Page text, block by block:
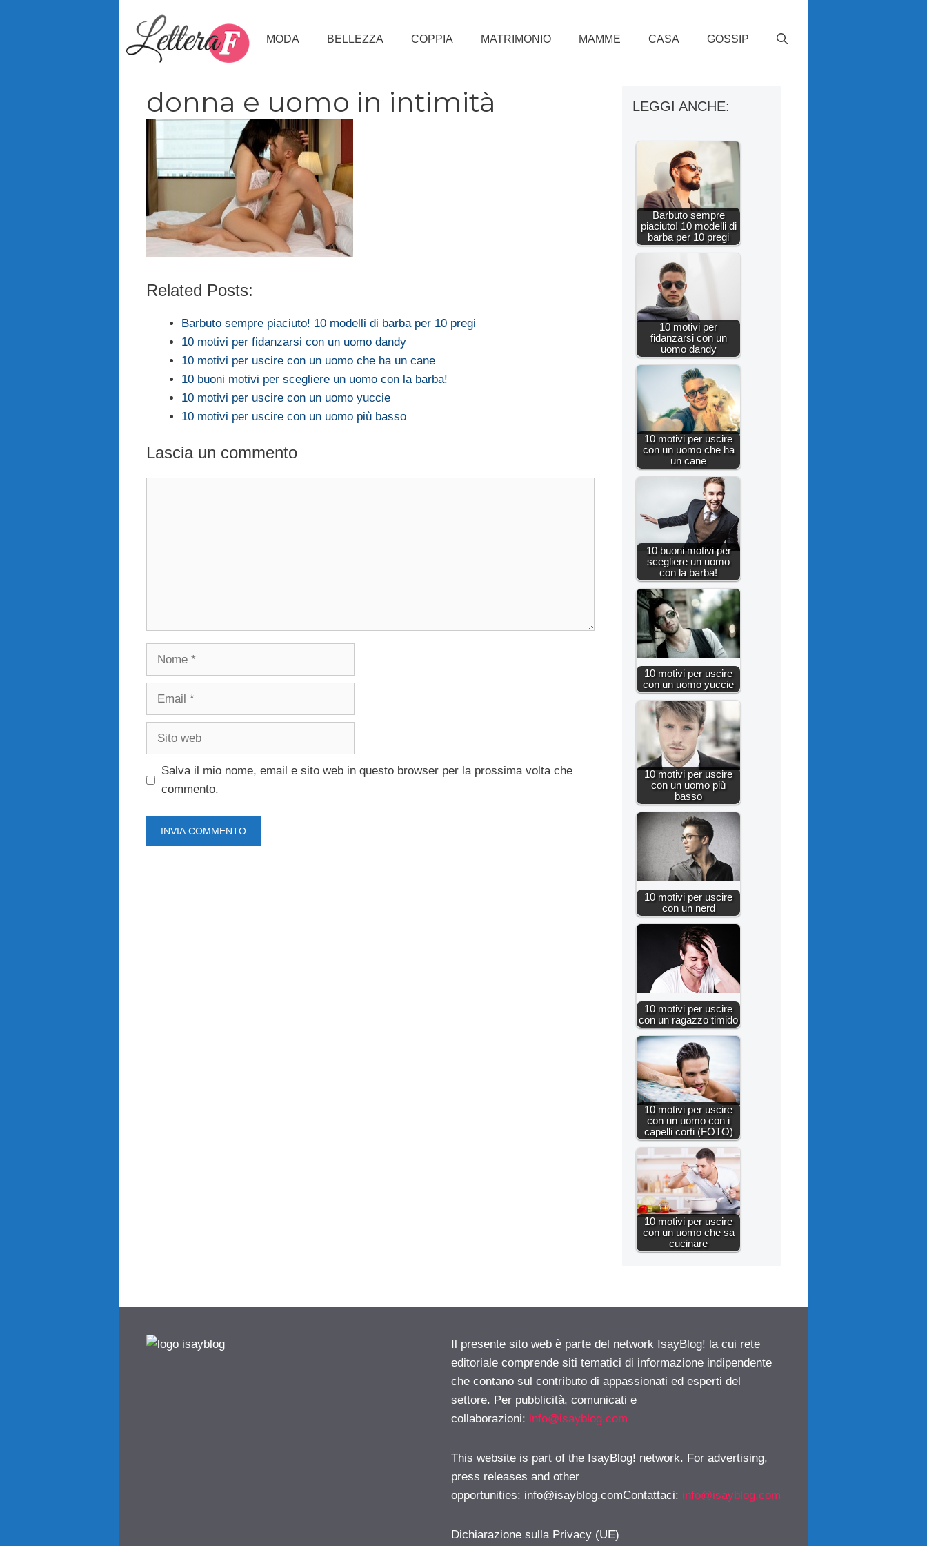
MODA BELLEZZA COPPIA MATRIMONIO MAMME CASA GOSSIP
donna e uomo in intimità
Related Posts:
Barbuto sempre piaciuto! 10 modelli di barba per 10 pregi
10 motivi per fidanzarsi con un uomo dandy
10 motivi per uscire con un uomo che ha un cane
10 buoni motivi per scegliere un uomo con la barba!
10 motivi per uscire con un uomo yuccie
10 motivi per uscire con un uomo più basso
Lascia un commento
Nome
Email
Sito
Salva il mio nome, email e sito web in questo browser per la prossima volta che
commento.
LEGGI ANCHE:
Barbuto sempre
piaciuto! 10 modelli di
barba per 10 pregi
10 motivi per
fidanzarsi con un
uomo dandy
10 motivi per uscire
con un uomo che ha
un cane
10 buoni motivi per
scegliere un uomo
con la barba!
10 motivi per uscire
con un uomo yuccie
10 motivi per uscire
con un uomo più
basso
10 motivi per uscire
con un nerd
10 motivi per uscire
con un ragazzo timido
10 motivi per uscire
con un uomo con i
capelli corti (FOTO)
10 motivi per uscire
con un uomo che sa
cucinare
Il presente sito web è parte del network IsayBlog! la cui rete
editoriale comprende siti tematici di informazione indipendente
che contano sul contributo di appassionati ed esperti del
settore. Per pubblicità, comunicati e
collaborazioni: info@isayblog.com
This website is part of the IsayBlog! network. For advertising,
press releases and other
opportunities: info@isayblog.comContattaci: info@isayblog.com
Dichiarazione sulla Privacy (UE)